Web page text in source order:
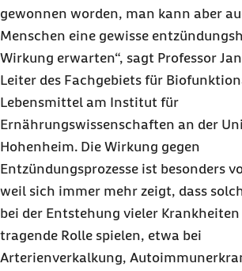
gewonnen worden, man kann aber
Menschen eine gewisse
Wirkung erwarten“, sagt Professor
Leiter des Fachgebiets für
Lebensmittel am Institut für
Ernährungswissenschaften an der
Hohenheim. Die Wirkung gegen
Entzündungsprozesse ist besonders
weil sich immer mehr zeigt, dass
bei der Entstehung vieler Krankheiten
tragende Rolle spielen, etwa bei
Arterienverkalkung,